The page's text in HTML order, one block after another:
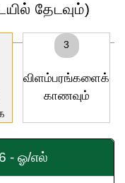
தேடவும்)
3
விளம்பரங்களைக்
காணவும்
- ஓ/எல்